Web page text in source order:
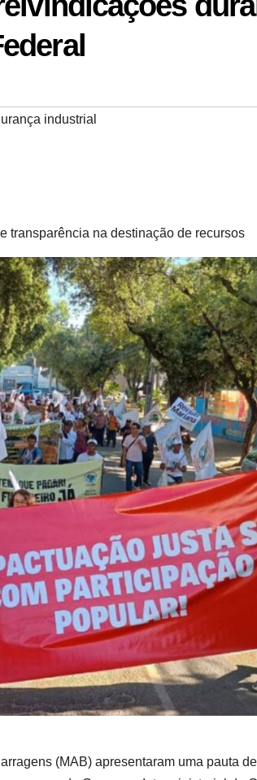
industrial
transparência na destinação de recursos
(MAB) apresentaram uma pauta